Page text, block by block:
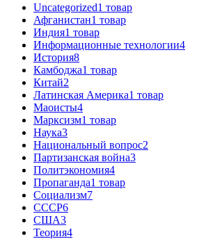
Uncategorized1 товар
Афганистан1 товар
Индия1 товар
Информационные технологии4
История8
Камбоджа1 товар
Китай2
Латинская Америка1 товар
Маоисты4
Марксизм1 товар
Наука3
Национальный вопрос2
Партизанская война3
Политэкономия4
Пропаганда1 товар
Социализм7
СССР6
США3
Теория4